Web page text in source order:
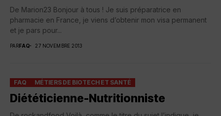
De Marion23 Bonjour à tous ! Je suis préparatrice en
pharmacie en France, je viens d’obtenir mon visa permanent
et je pars pour...
PARFAQ 27 NOVEMBRE 2013
FAQ MÉTIERS DE BIOTECH ET SANTÉ
Diététicienne-Nutritionniste